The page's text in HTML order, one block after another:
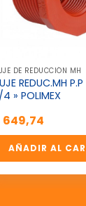
DE REDUCCIÓN MH
REDUC.MH
» POLIMEX
649,74
AÑADIR AL